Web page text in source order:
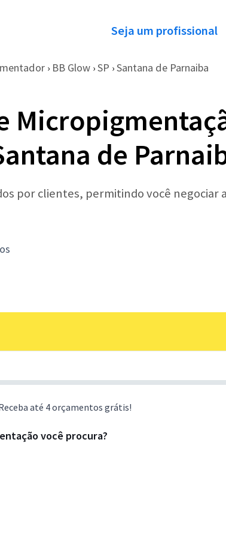
Seja um profissional
› BB Glow › SP › Santana de Parnaiba
de
por clientes, permitindo você negociar
até 4 orçamentos grátis!
você procura?